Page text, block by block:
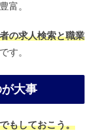
富。
の求人検索と職業
す。
大事
もしておこう。